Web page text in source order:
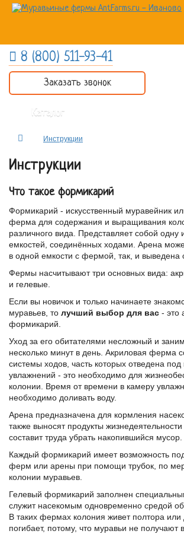
8 (800) 511-93-41
Заказать звонок
Каталог
Инструкции
Инструкции
Что такое формикарий
Формикарий - искусственный муравейник
ферма для содержания и выращивания
различного вида. Представляет собой одну
емкостей, соединённых ходами. Арена
в одной емкости с фермой, так, и выведена
Фермы насчитывают три основных вида:
и гелевые.
Если вы новичок и только начинаете
муравьев, то лучший выбор для вас - это
формикарий.
Уход за его обитателями несложный и
несколько минут в день. Акриловая ферма
системы ходов, часть которых отведена
увлажнений - это необходимо для
колонии. Время от времени в камеру
необходимо доливать воду.
Арена предназначена для кормления
также выносят продукты
составит труда убрать накопившийся мусор.
Каждый формикарий имеет возможность
ферм или арены при помощи трубок, по
колонии муравьев.
Гелевый формикарий заполнен
служит насекомым одновременно средой
В таких фермах колония живет полтора
погибает, потому, что муравьи не получают